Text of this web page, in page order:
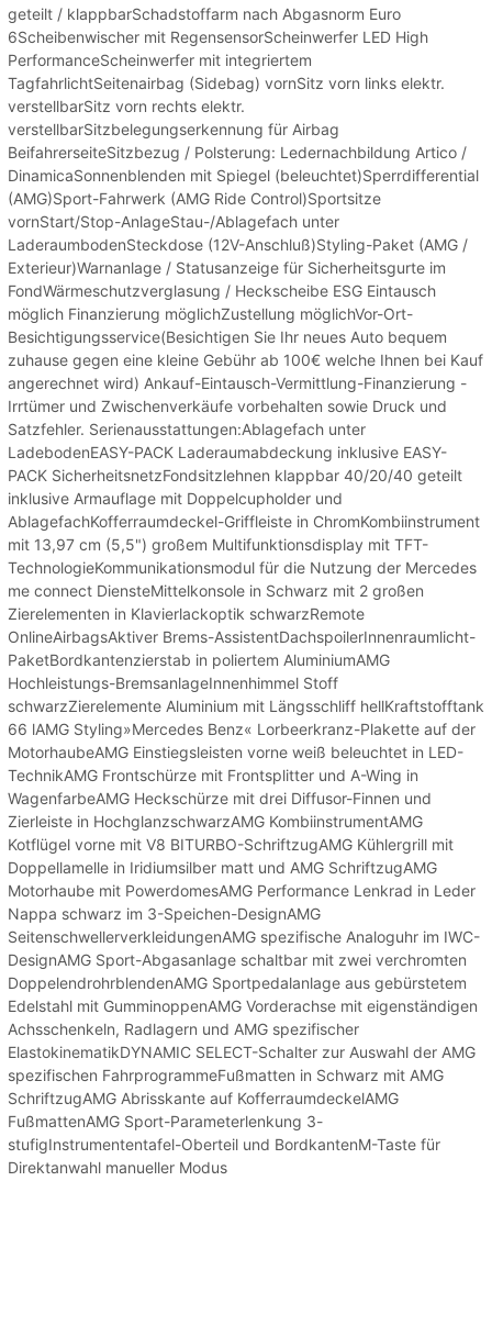
geteilt / klappbarSchadstoffarm nach Abgasnorm Euro
6Scheibenwischer mit RegensensorScheinwerfer LED High
PerformanceScheinwerfer mit integriertem
TagfahrlichtSeitenairbag (Sidebag) vornSitz vorn links elektr.
verstellbarSitz vorn rechts elektr.
verstellbarSitzbelegungserkennung für Airbag
BeifahrerseiteSitzbezug / Polsterung: Ledernachbildung Artico /
DinamicaSonnenblenden mit Spiegel (beleuchtet)Sperrdifferential
(AMG)Sport-Fahrwerk (AMG Ride Control)Sportsitze
vornStart/Stop-AnlageStau-/Ablagefach unter
LaderaumbodenSteckdose (12V-Anschluß)Styling-Paket (AMG /
Exterieur)Warnanlage / Statusanzeige für Sicherheitsgurte im
FondWärmeschutzverglasung / Heckscheibe ESG Eintausch
möglich Finanzierung möglichZustellung möglichVor-Ort-
Besichtigungsservice(Besichtigen Sie Ihr neues Auto bequem
zuhause gegen eine kleine Gebühr ab 100€ welche Ihnen bei Kauf
angerechnet wird) Ankauf-Eintausch-Vermittlung-Finanzierung -
Irrtümer und Zwischenverkäufe vorbehalten sowie Druck und
Satzfehler. Serienausstattungen:Ablagefach unter
LadebodenEASY-PACK Laderaumabdeckung inklusive EASY-
PACK SicherheitsnetzFondsitzlehnen klappbar 40/20/40 geteilt
inklusive Armauflage mit Doppelcupholder und
AblagefachKofferraumdeckel-Griffleiste in ChromKombiinstrument
mit 13,97 cm (5,5") großem Multifunktionsdisplay mit TFT-
TechnologieKommunikationsmodul für die Nutzung der Mercedes
me connect DiensteMittelkonsole in Schwarz mit 2 großen
Zierelementen in Klavierlackoptik schwarzRemote
OnlineAirbagsAktiver Brems-AssistentDachspoilerInnenraumlicht-
PaketBordkantenzierstab in poliertem AluminiumAMG
Hochleistungs-BremsanlageInnenhimmel Stoff
schwarzZierelemente Aluminium mit Längsschliff hellKraftstofftank
66 lAMG Styling»Mercedes Benz« Lorbeerkranz-Plakette auf der
MotorhaubeAMG Einstiegsleisten vorne weiß beleuchtet in LED-
TechnikAMG Frontschürze mit Frontsplitter und A-Wing in
WagenfarbeAMG Heckschürze mit drei Diffusor-Finnen und
Zierleiste in HochglanzschwarzAMG KombiinstrumentAMG
Kotflügel vorne mit V8 BITURBO-SchriftzugAMG Kühlergrill mit
Doppellamelle in Iridiumsilber matt und AMG SchriftzugAMG
Motorhaube mit PowerdomesAMG Performance Lenkrad in Leder
Nappa schwarz im 3-Speichen-DesignAMG
SeitenschwellerverkleidungenAMG spezifische Analoguhr im IWC-
DesignAMG Sport-Abgasanlage schaltbar mit zwei verchromten
DoppelendrohrblendenAMG Sportpedalanlage aus gebürstetem
Edelstahl mit GumminoppenAMG Vorderachse mit eigenständigen
Achsschenkeln, Radlagern und AMG spezifischer
ElastokinematikDYNAMIC SELECT-Schalter zur Auswahl der AMG
spezifischen FahrprogrammeFußmatten in Schwarz mit AMG
SchriftzugAMG Abrisskante auf KofferraumdeckelAMG
FußmattenAMG Sport-Parameterlenkung 3-
stufigInstrumententafel-Oberteil und BordkantenM-Taste für
Direktanwahl manueller Modus